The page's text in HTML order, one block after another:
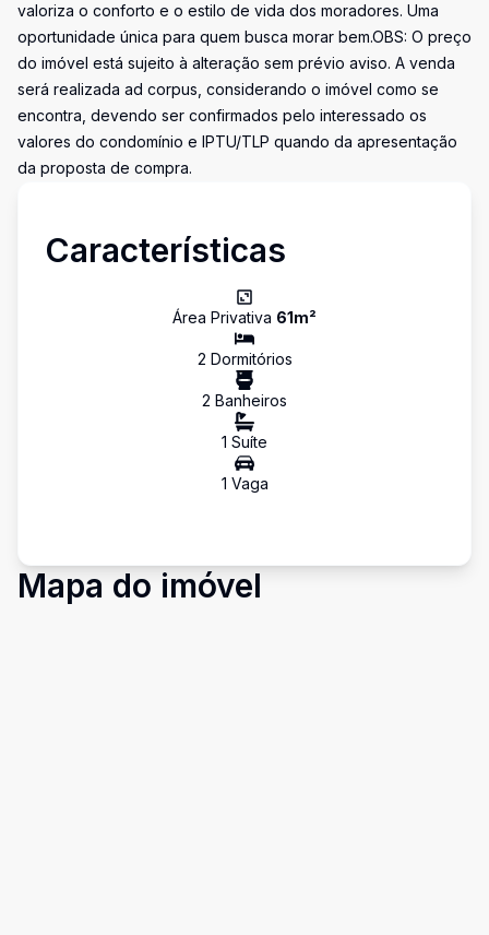
valoriza o conforto e o estilo de vida dos moradores. Uma
oportunidade única para quem busca morar bem.OBS: O preço
do imóvel está sujeito à alteração sem prévio aviso. A venda
será realizada ad corpus, considerando o imóvel como se
encontra, devendo ser confirmados pelo interessado os
valores do condomínio e IPTU/TLP quando da apresentação
da proposta de compra.
Características
Área Privativa 61m²
2 Dormitórios
2 Banheiros
1 Suíte
1 Vaga
Mapa do imóvel